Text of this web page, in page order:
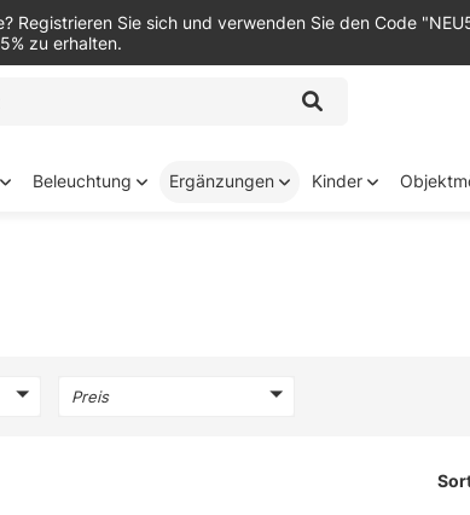
Registrieren Sie sich und verwenden Sie den Code
zu erhalten.
Beleuchtung Ergänzungen Kinder
Preis